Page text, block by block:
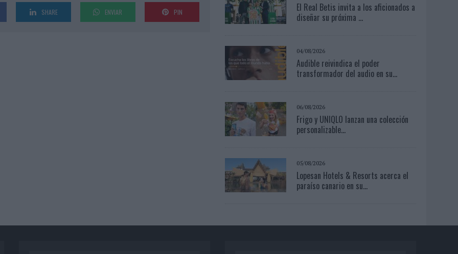
SHARE ENVIAR PIN
El Real Betis invita a los aficionados a
diseñar su próxima ...
04/08/2026
Audible reivindica el poder
transformador del audio en su...
06/08/2026
Frigo y UNIQLO lanzan una colección
personalizable...
05/08/2026
Lopesan Hotels & Resorts acerca el
paraíso canario en su...